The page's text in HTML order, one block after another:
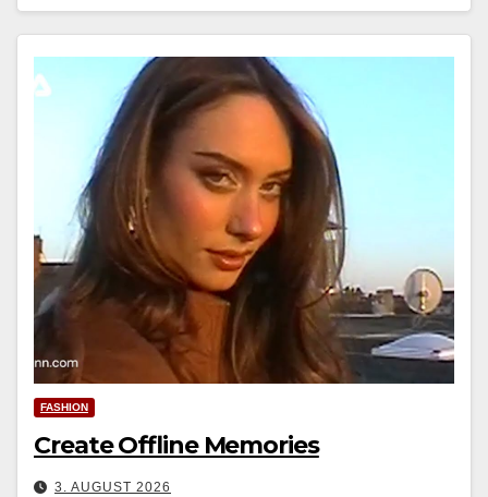
FASHION
Create Offline Memories
3. AUGUST 2026